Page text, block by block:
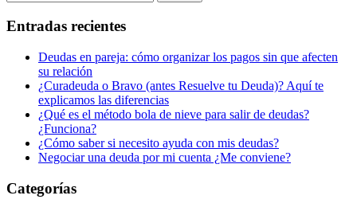
Entradas recientes
Deudas en pareja: cómo organizar los pagos sin que afecten
su relación
¿Curadeuda o Bravo (antes Resuelve tu Deuda)? Aquí te
explicamos las diferencias
¿Qué es el método bola de nieve para salir de deudas?
¿Funciona?
¿Cómo saber si necesito ayuda con mis deudas?
Negociar una deuda por mi cuenta ¿Me conviene?
Categorías